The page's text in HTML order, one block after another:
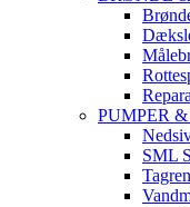
PUMPER
SML